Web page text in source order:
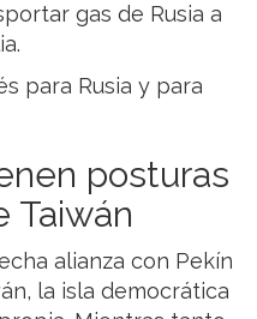
gas de Rusia a
para Rusia y para
posturas
Taiwán
alianza con Pekín
la isla democrática